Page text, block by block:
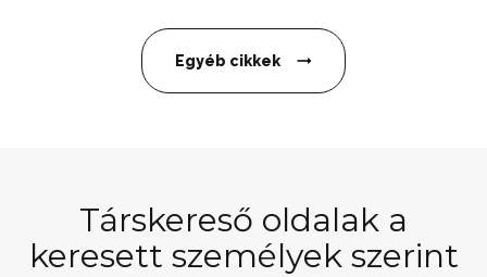
Egyéb cikkek
Társkereső oldalak a
keresett személyek szerint